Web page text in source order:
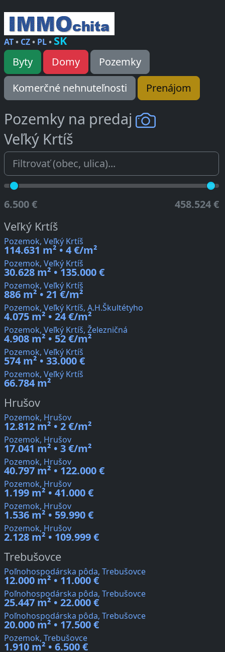
AT• CZ• PL• SK
Byty Domy
Pozemky
Komerčné nehnuteľnosti
Prenájom
Pozemky na predaj
Veľký Krtíš
6.500 € 458.524 €
Veľký Krtíš
Pozemok, Veľký Krtíš
114.631 m² • 4 €/m²
Pozemok, Veľký Krtíš
30.628 m² • 135.000 €
Pozemok, Veľký Krtíš
886 m² • 21 €/m²
Pozemok, Veľký Krtíš, A.H.Škultétyho
4.075 m² • 24 €/m²
Pozemok, Veľký Krtíš, Železničná
4.908 m² • 52 €/m²
Pozemok, Veľký Krtíš
574 m² • 33.000 €
Pozemok, Veľký Krtíš
66.784 m²
Hrušov
Pozemok, Hrušov
12.812 m² • 2 €/m²
Pozemok, Hrušov
17.041 m² • 3 €/m²
Pozemok, Hrušov
40.797 m² • 122.000 €
Pozemok, Hrušov
1.199 m² • 41.000 €
Pozemok, Hrušov
1.536 m² • 59.990 €
Pozemok, Hrušov
2.128 m² • 109.999 €
Trebušovce
Poľnohospodárska pôda, Trebušovce
12.000 m² • 11.000 €
Poľnohospodárska pôda, Trebušovce
25.447 m² • 22.000 €
Poľnohospodárska pôda, Trebušovce
20.000 m² • 17.500 €
Pozemok, Trebušovce
1.910 m² • 6.500 €